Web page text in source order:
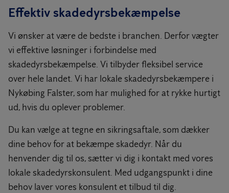
Effektiv skadedyrsbekæmpelse
Vi ønsker at være de bedste i branchen. Derfor vægter
vi effektive løsninger i forbindelse med
skadedyrsbekæmpelse. Vi tilbyder fleksibel service
over hele landet. Vi har lokale skadedyrsbekæmpere i
Nykøbing Falster, som har mulighed for at rykke hurtigt
ud, hvis du oplever problemer.
Du kan vælge at tegne en sikringsaftale, som dækker
dine behov for at bekæmpe skadedyr. Når du
henvender dig til os, sætter vi dig i kontakt med vores
lokale skadedyrskonsulent. Med udgangspunkt i dine
behov laver vores konsulent et tilbud til dig.